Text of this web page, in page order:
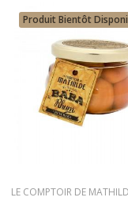
Produit Bientôt
LE COMPTOIR DE